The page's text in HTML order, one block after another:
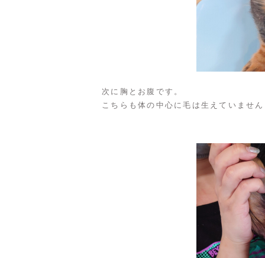
次に胸とお腹です。
こちらも体の中心に毛は生えていませ